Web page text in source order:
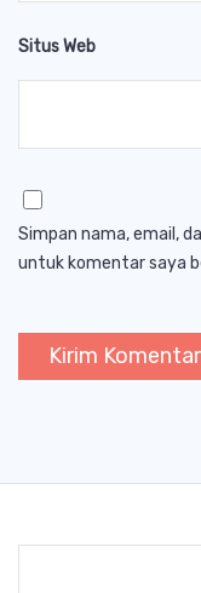
Situs Web
Simpan nama, email,
untuk komentar saya